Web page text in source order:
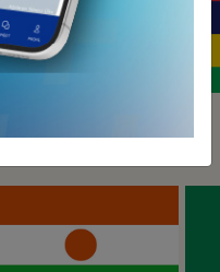
İş Konseyi